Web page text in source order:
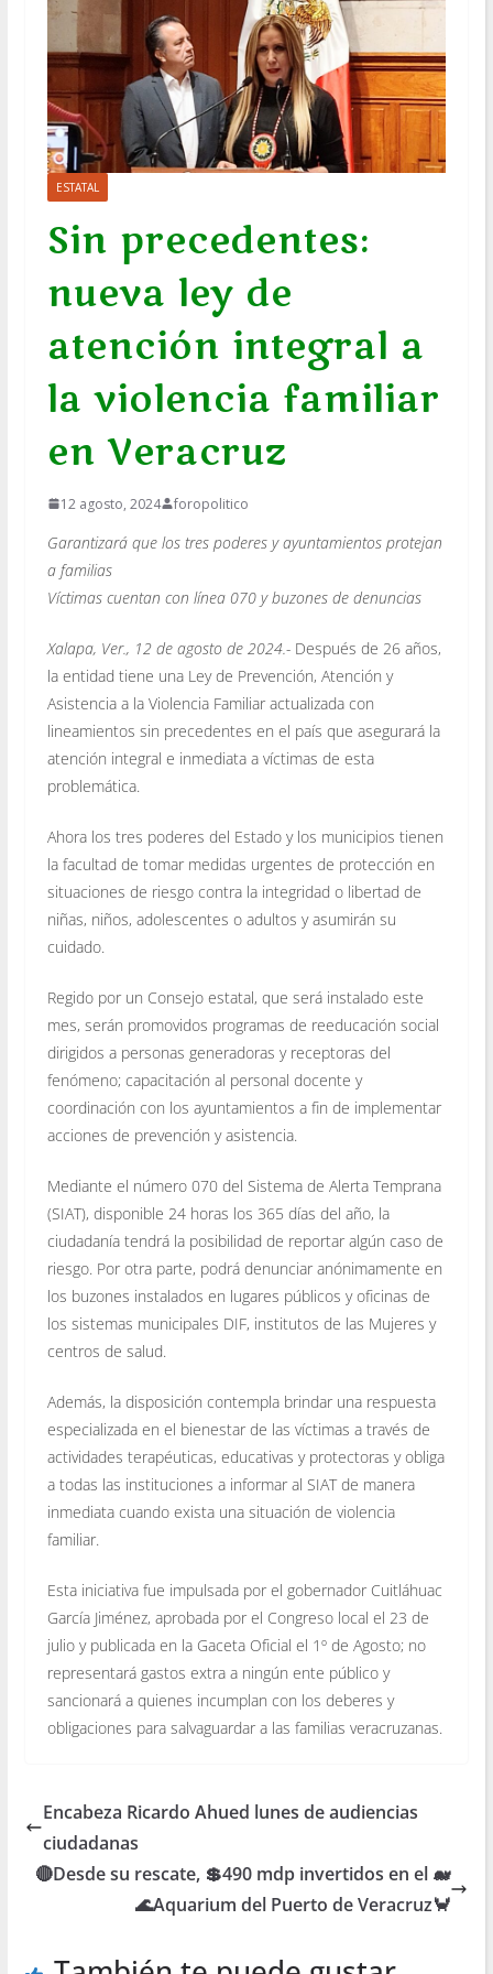
ESTATAL
Sin precedentes:
nueva ley de
atención integral a
la violencia familiar
en Veracruz
12 agosto, 2024 foropolitico
Garantizará que los tres poderes y ayuntamientos protejan
a familias
Víctimas cuentan con línea 070 y buzones de denuncias
Xalapa, Ver., 12 de agosto de 2024.-Después de 26 años,
la entidad tiene una Ley de Prevención, Atención y
Asistencia a la Violencia Familiar actualizada con
lineamientos sin precedentes en el país que asegurará la
atención integral e inmediata a víctimas de esta
problemática.
Ahora los tres poderes del Estado y los municipios tienen
la facultad de tomar medidas urgentes de protección en
situaciones de riesgo contra la integridad o libertad de
niñas, niños, adolescentes o adultos y asumirán su
cuidado.
Regido por un Consejo estatal, que será instalado este
mes, serán promovidos programas de reeducación social
dirigidos a personas generadoras y receptoras del
fenómeno; capacitación al personal docente y
coordinación con los ayuntamientos a fin de implementar
acciones de prevención y asistencia.
Mediante el número 070 del Sistema de Alerta Temprana
(SIAT), disponible 24 horas los 365 días del año, la
ciudadanía tendrá la posibilidad de reportar algún caso de
riesgo. Por otra parte, podrá denunciar anónimamente en
los buzones instalados en lugares públicos y oficinas de
los sistemas municipales DIF, institutos de las Mujeres y
centros de salud.
Además, la disposición contempla brindar una respuesta
especializada en el bienestar de las víctimas a través de
actividades terapéuticas, educativas y protectoras y obliga
a todas las instituciones a informar al SIAT de manera
inmediata cuando exista una situación de violencia
familiar.
Esta iniciativa fue impulsada por el gobernador Cuitláhuac
García Jiménez, aprobada por el Congreso local el 23 de
julio y publicada en la Gaceta Oficial el 1º de Agosto; no
representará gastos extra a ningún ente público y
sancionará a quienes incumplan con los deberes y
obligaciones para salvaguardar a las familias veracruzanas.
Encabeza Ricardo Ahued lunes de audiencias
ciudadanas
🔴Desde su rescate, 💲490 mdp invertidos en el 🐋
🌊Aquarium del Puerto de Veracruz🦀